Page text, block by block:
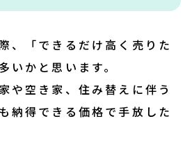
時間受付OK／
査定はこちら
00～19：00／定休日 水曜
、「できるだけ高く売りた
いかと思います。
や空き家、住み替えに伴う
納得できる価格で手放した